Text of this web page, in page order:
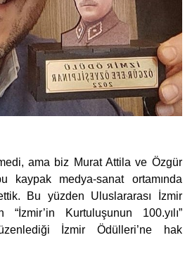
ama biz Murat Attila ve Özgür
kaypak medya-sanat ortamında
Bu yüzden Uluslararası İzmir
“İzmir’in Kurtuluşunun 100.yılı”
İzmir Ödülleri’ne hak